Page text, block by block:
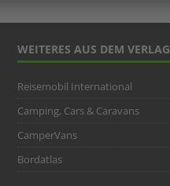
WEITERES AUS DEM VERLAG
Reisemobil International
Camping, Cars & Caravans
CamperVans
Bordatlas